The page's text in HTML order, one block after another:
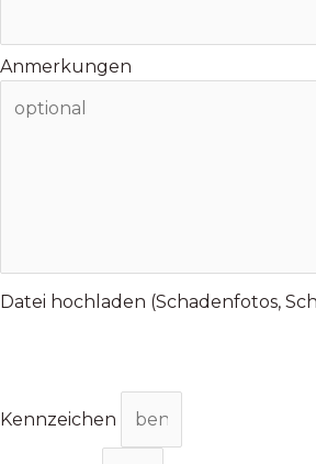
Anmerkungen
Datei hochladen (Schadenfotos,
Kennzeichen